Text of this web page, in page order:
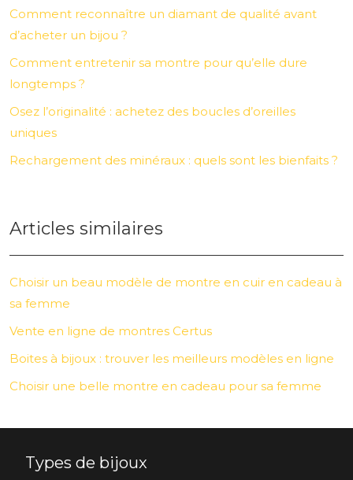
Comment reconnaître un diamant de qualité avant
d’acheter un bijou ?
Comment entretenir sa montre pour qu’elle dure
longtemps ?
Osez l’originalité : achetez des boucles d’oreilles
uniques
Rechargement des minéraux : quels sont les bienfaits ?
Articles similaires
Choisir un beau modèle de montre en cuir en cadeau à
sa femme
Vente en ligne de montres Certus
Boites à bijoux : trouver les meilleurs modèles en ligne
Choisir une belle montre en cadeau pour sa femme
Types de bijoux